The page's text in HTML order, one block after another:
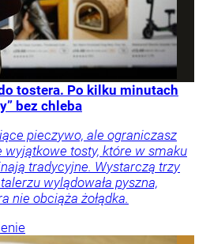
tostera. Po kilku minutach
bez chleba
pieczywo, ale ograniczasz
wyjątkowe tosty, które w smaku
tradycyjne. Wystarczą trzy
wylądowała pyszna,
nie obciąża żołądka.